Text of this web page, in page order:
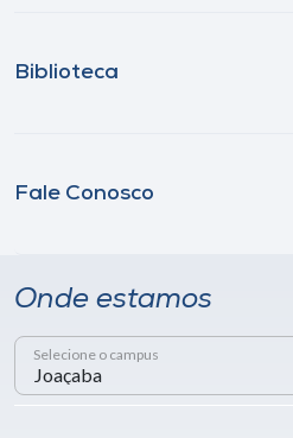
Biblioteca
Fale Conosco
Onde estamos
Selecione o campus